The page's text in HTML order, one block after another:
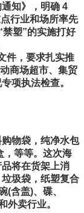
知》，明确 4
行业和场所率先
塑”的实施打好
件，要求扎实推
商场超市、集贸
项执法检查。
物袋，纯净水包
，等等。这次海
将在货架上消
圾袋，纸塑复合
(含盖)、碟、
外卖行业。